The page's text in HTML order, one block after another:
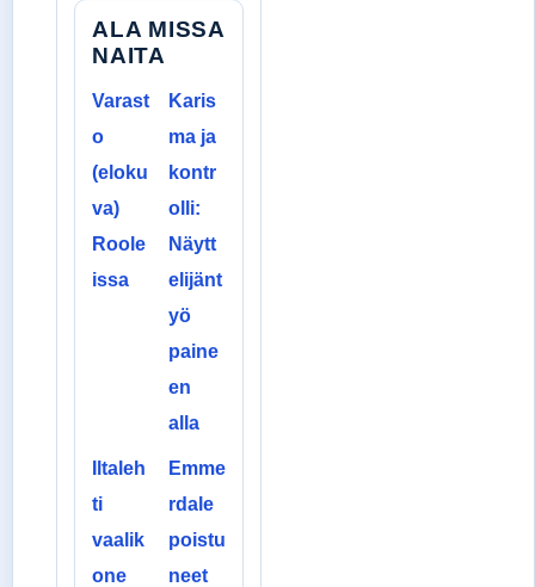
ALA MISSA
NAITA
Varast
o
(eloku
va)
Roole
issa
Karis
ma ja
kontr
olli:
Näytt
elijänt
yö
paine
en
alla
Iltaleh
ti
vaalik
one
Emme
rdale
poistu
neet